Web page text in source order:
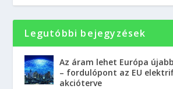
Legutóbbi bejegyzések
Az áram lehet Európa
– fordulópont az EU
akcióterve